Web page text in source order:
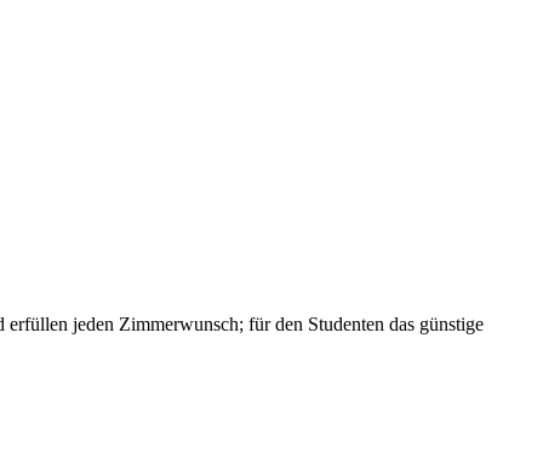
jeden Zimmerwunsch; für den Studenten das günstige